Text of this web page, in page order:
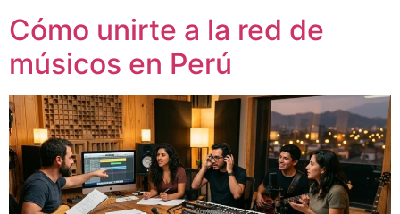
Cómo unirte a la red de
músicos en Perú